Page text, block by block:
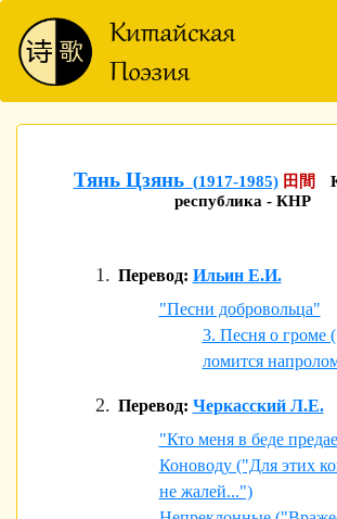
Тянь Цзянь (1917-1985) 田間
республика - КНР
Перевод: Ильин Е.И.
"Песни добровольца"
3. Песня о громе
ломится
Перевод: Черкасский Л.Е.
"Кто меня в беде
Коноводу ("Для этих
не жалей...")